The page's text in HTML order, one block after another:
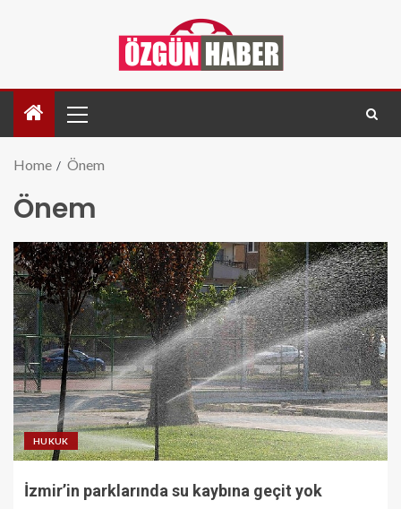
Home Önem
Önem
HUKUK
İzmir’in parklarında su kaybına geçit yok